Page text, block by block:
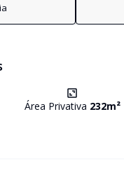
Área Privativa 232m²